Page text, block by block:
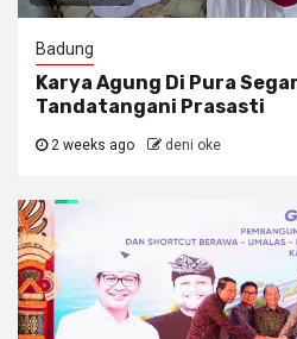
Badung
Karya Agung Di Pura
Tandatangani Prasasti
2 weeks ago deni oke